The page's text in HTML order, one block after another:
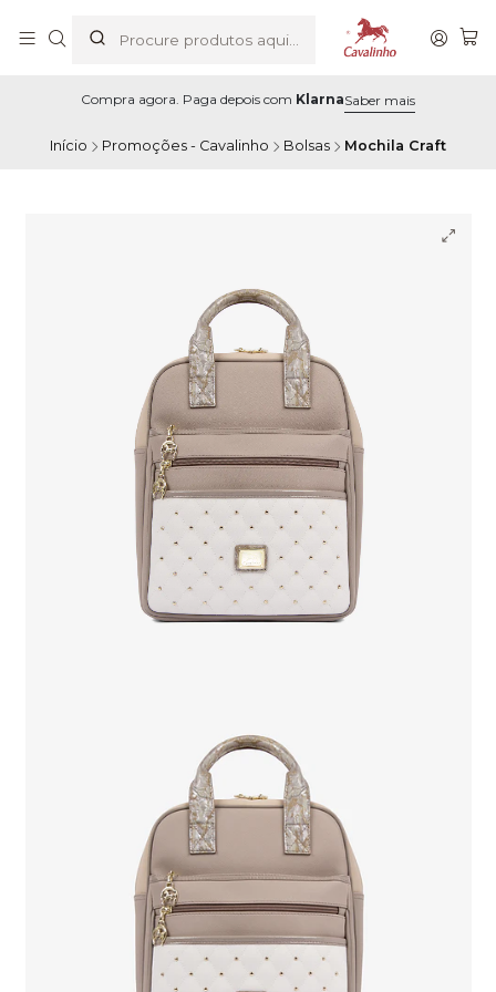
Compra agora. Paga depois com KlarnaSaber mais
Início Promoções - Cavalinho Bolsas Mochila Craft